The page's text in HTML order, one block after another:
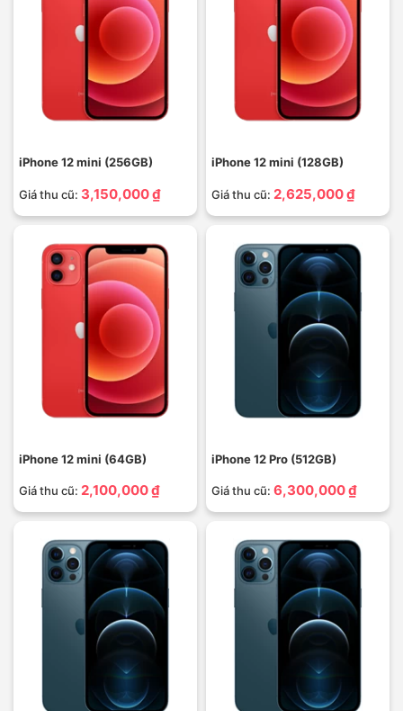
iPhone 12 mini (256GB)
Giá thu cũ: 3,150,000 ₫
iPhone 12 mini (128GB)
Giá thu cũ: 2,625,000 ₫
iPhone 12 mini (64GB)
Giá thu cũ: 2,100,000 ₫
iPhone 12 Pro (512GB)
Giá thu cũ: 6,300,000 ₫